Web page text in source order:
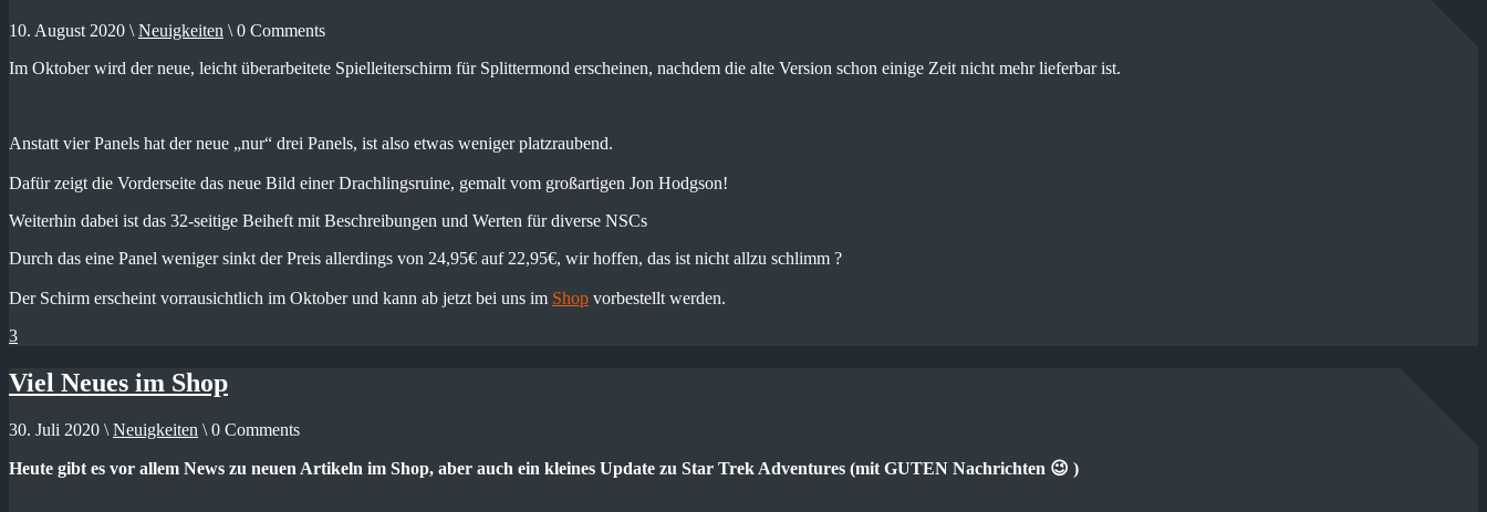
10. August 2020 \ Neuigkeiten \ 0 Comments
Im Oktober wird der neue, leicht überarbeitete Spielleiterschirm für Splittermond erscheinen, nachdem die alte Version schon einige Zeit nicht mehr lieferbar ist.
Anstatt vier Panels hat der neue „nur“ drei Panels, ist also etwas weniger platzraubend.
Dafür zeigt die Vorderseite das neue Bild einer Drachlingsruine, gemalt vom großartigen Jon Hodgson!
Weiterhin dabei ist das 32-seitige Beiheft mit Beschreibungen und Werten für diverse NSCs
Durch das eine Panel weniger sinkt der Preis allerdings von 24,95€ auf 22,95€, wir hoffen, das ist nicht allzu schlimm ?
Der Schirm erscheint vorrausichtlich im Oktober und kann ab jetzt bei uns im Shop vorbestellt werden.
3
Viel Neues im Shop
30. Juli 2020 \ Neuigkeiten \ 0 Comments
Heute gibt es vor allem News zu neuen Artikeln im Shop, aber auch ein kleines Update zu Star Trek Adventures (mit GUTEN Nachrichten 😉 )